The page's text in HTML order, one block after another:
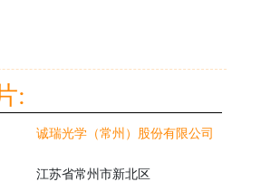
:
诚瑞光学（常州）股份有限公司
江苏省常州市新北区